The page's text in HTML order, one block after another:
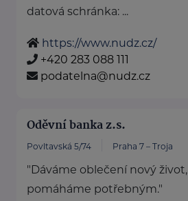
datová schránka: ...
https://www.nudz.cz/
+420 283 088 111
podatelna@nudz.cz
Oděvní banka z.s.
Povltavská 5/74 Praha 7 – Troja
"Dáváme oblečení nový život,
pomáháme potřebným."